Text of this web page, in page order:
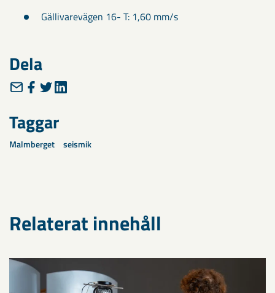
Gällivarevägen 16- T: 1,60 mm/s
Dela
Taggar
Malmberget seismik
Relaterat innehåll